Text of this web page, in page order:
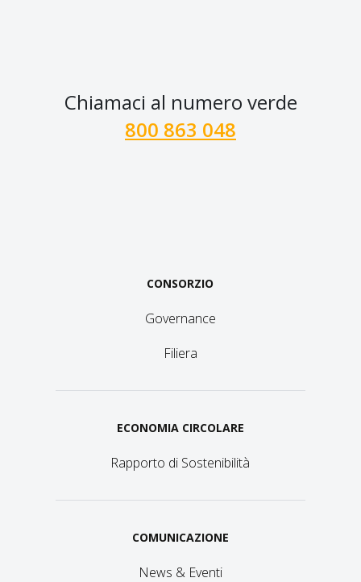
Chiamaci al numero verde
800 863 048
CONSORZIO
Governance
Filiera
ECONOMIA CIRCOLARE
Rapporto di Sostenibilità
COMUNICAZIONE
News & Eventi